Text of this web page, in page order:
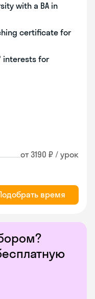
with a BA in
certificate for
interests for
от 3190 ₽ / урок
время